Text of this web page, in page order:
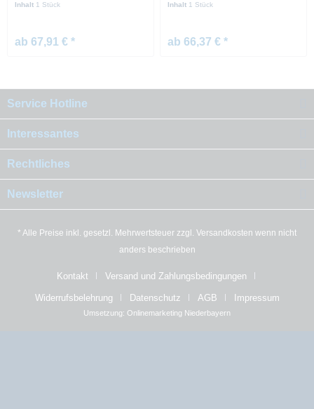
Inhalt 1 Stück
ab 67,91 € *
Inhalt 1 Stück
ab 66,37 € *
Service Hotline
Interessantes
Rechtliches
Newsletter
* Alle Preise inkl. gesetzl. Mehrwertsteuer zzgl. Versandkosten wenn nicht
anders beschrieben
Kontakt Versand und Zahlungsbedingungen
Widerrufsbelehrung Datenschutz AGB Impressum
Umsetzung: Onlinemarketing Niederbayern